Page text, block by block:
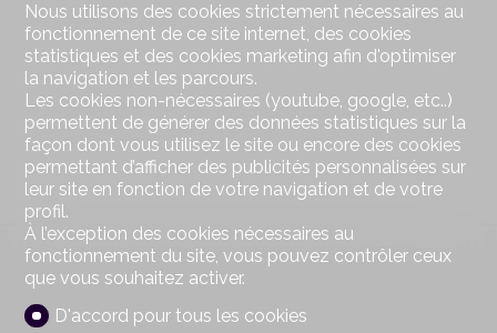
Nous utilisons des cookies strictement nécessaires au
fonctionnement de ce site internet, des cookies
statistiques et des cookies marketing afin d'optimiser
la navigation et les parcours.
Les cookies non-nécessaires (youtube, google, etc..)
permettent de générer des données statistiques sur la
façon dont vous utilisez le site ou encore des cookies
permettant d’afficher des publicités personnalisées sur
leur site en fonction de votre navigation et de votre
profil.
À l’exception des cookies nécessaires au
fonctionnement du site, vous pouvez contrôler ceux
que vous souhaitez activer.
D'accord pour tous les cookies